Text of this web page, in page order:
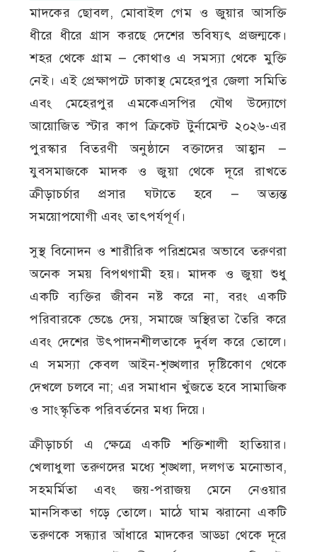
মাদকের ছোবল, মোবাইল গেম ও জুয়ার আসক্তি
ধীরে ধীরে গ্রাস করছে দেশের ভবিষ্যৎ প্রজন্মকে।
শহর থেকে গ্রাম — কোথাও এ সমস্যা থেকে মুক্তি
নেই। এই প্রেক্ষাপটে ঢাকাস্থ মেহেরপুর জেলা সমিতি
এবং মেহেরপুর এমকেএসপির যৌথ উদ্যোগে
আয়োজিত স্টার কাপ ক্রিকেট টুর্নামেন্ট ২০২৬-এর
পুরস্কার বিতরণী অনুষ্ঠানে বক্তাদের আহ্বান —
যুবসমাজকে মাদক ও জুয়া থেকে দূরে রাখতে
ক্রীড়াচর্চার প্রসার ঘটাতে হবে — অত্যন্ত
সময়োপযোগী এবং তাৎপর্যপূর্ণ।
সুস্থ বিনোদন ও শারীরিক পরিশ্রমের অভাবে তরুণরা
অনেক সময় বিপথগামী হয়। মাদক ও জুয়া শুধু
একটি ব্যক্তির জীবন নষ্ট করে না, বরং একটি
পরিবারকে ভেঙে দেয়, সমাজে অস্থিরতা তৈরি করে
এবং দেশের উৎপাদনশীলতাকে দুর্বল করে তোলে।
এ সমস্যা কেবল আইন-শৃঙ্খলার দৃষ্টিকোণ থেকে
দেখলে চলবে না; এর সমাধান খুঁজতে হবে সামাজিক
ও সাংস্কৃতিক পরিবর্তনের মধ্য দিয়ে।
ক্রীড়াচর্চা এ ক্ষেত্রে একটি শক্তিশালী হাতিয়ার।
খেলাধুলা তরুণদের মধ্যে শৃঙ্খলা, দলগত মনোভাব,
সহমর্মিতা এবং জয়-পরাজয় মেনে নেওয়ার
মানসিকতা গড়ে তোলে। মাঠে ঘাম ঝরানো একটি
তরুণকে সন্ধ্যার আঁধারে মাদকের আড্ডা থেকে দূরে